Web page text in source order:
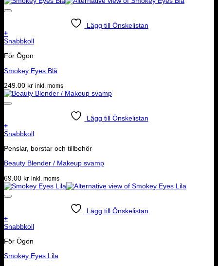
Lägg till Önskelistan
+
Snabbkoll
För Ögon
Smokey Eyes Blå
249.00 kr inkl. moms
Lägg till Önskelistan
+
Snabbkoll
Penslar, borstar och tillbehör
Beauty Blender / Makeup svamp
69.00 kr inkl. moms
Lägg till Önskelistan
+
Snabbkoll
För Ögon
Smokey Eyes Lila